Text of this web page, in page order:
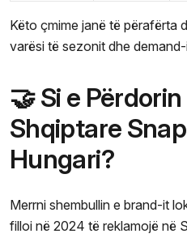
Këto çmime janë të përafërta
varësi të sezonit dhe
🤝 Si e
Shqiptare
Hungari?
Merrni shembullin e brand-it
filloi në 2024 të reklamojë në